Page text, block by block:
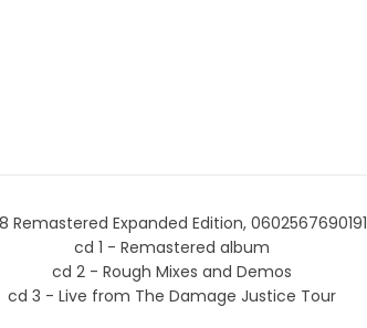
Remastered Expanded Edition, 0602567690191
cd 1 - Remastered album
cd 2 - Rough Mixes and Demos
cd 3 - Live from The Damage Justice Tour